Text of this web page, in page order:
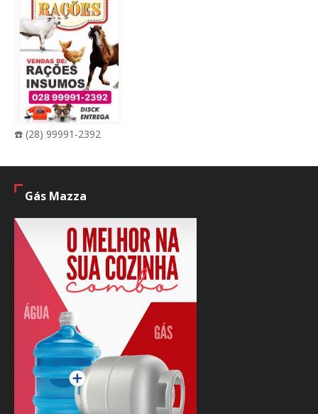
☎️ (28) 99991-2392
Gás Mazza